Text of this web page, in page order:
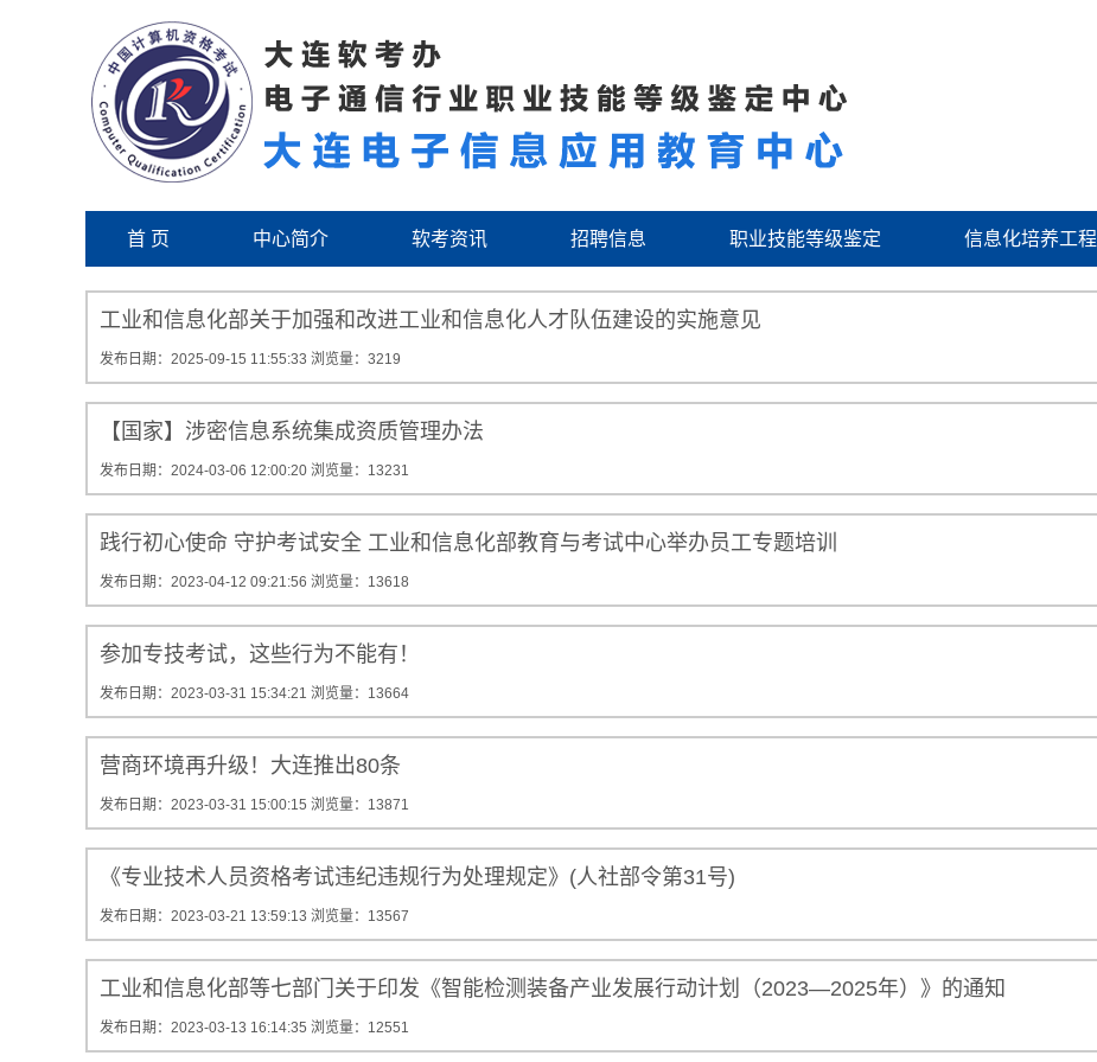
首 页 中心简介 软考资讯 招聘信息 职业技能等级鉴定 信息化培养工程
工业和信息化部关于加强和改进工业和信息化人才队伍建设的实施意见
发布日期：2025-09-15 11:55:33 浏览量：3219
【国家】涉密信息系统集成资质管理办法
发布日期：2024-03-06 12:00:20 浏览量：13231
践行初心使命 守护考试安全 工业和信息化部教育与考试中心举办员工专题培训
发布日期：2023-04-12 09:21:56 浏览量：13618
参加专技考试，这些行为不能有！
发布日期：2023-03-31 15:34:21 浏览量：13664
营商环境再升级！大连推出80条
发布日期：2023-03-31 15:00:15 浏览量：13871
《专业技术人员资格考试违纪违规行为处理规定》(人社部令第31号)
发布日期：2023-03-21 13:59:13 浏览量：13567
工业和信息化部等七部门关于印发《智能检测装备产业发展行动计划（2023—2025年）》的通知
发布日期：2023-03-13 16:14:35 浏览量：12551